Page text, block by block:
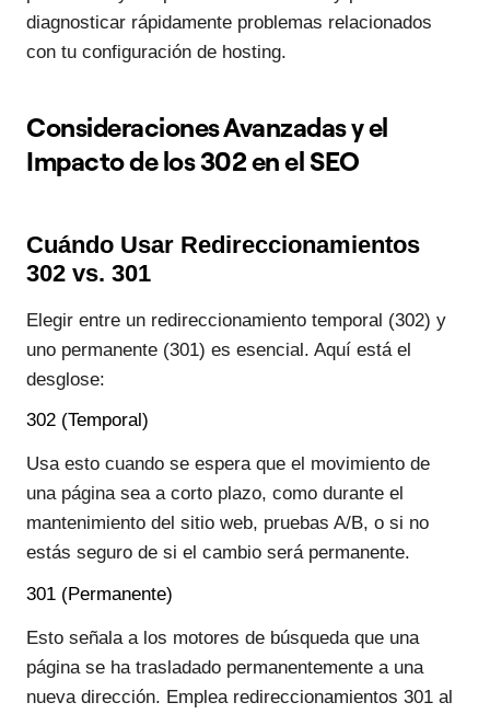
diagnosticar rápidamente problemas relacionados
con tu configuración de hosting.
Consideraciones Avanzadas y el
Impacto de los 302 en el SEO
Cuándo Usar Redireccionamientos
302 vs. 301
Elegir entre un redireccionamiento temporal (302) y
uno permanente (301) es esencial. Aquí está el
desglose:
302 (Temporal)
Usa esto cuando se espera que el movimiento de
una página sea a corto plazo, como durante el
mantenimiento del sitio web, pruebas A/B, o si no
estás seguro de si el cambio será permanente.
301 (Permanente)
Esto señala a los motores de búsqueda que una
página se ha trasladado permanentemente a una
nueva dirección. Emplea redireccionamientos 301 al